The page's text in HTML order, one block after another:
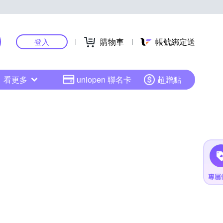
登入 購物車 帳號綁定送
看更多 uniopen 聯名卡 超贈點